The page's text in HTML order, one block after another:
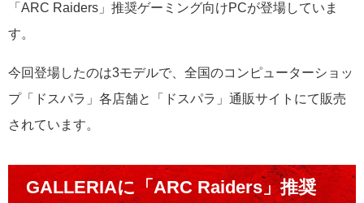
「ARC Raiders」推奨ゲーミング向けPCが登場していま
す。
今回登場したのは3モデルで、全国のコンピューターショッ
プ「ドスパラ」各店舗と「ドスパラ」通販サイトにて販売
されています。
GALLERIAに「ARC Raiders」推奨